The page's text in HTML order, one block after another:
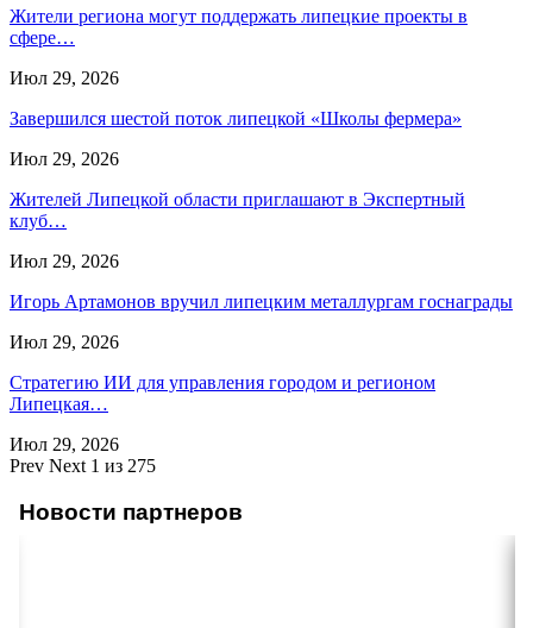
Жители региона могут поддержать липецкие проекты в
сфере…
Июл 29, 2026
Завершился шестой поток липецкой «Школы фермера»
Июл 29, 2026
Жителей Липецкой области приглашают в Экспертный
клуб…
Июл 29, 2026
Игорь Артамонов вручил липецким металлургам госнаграды
Июл 29, 2026
Стратегию ИИ для управления городом и регионом
Липецкая…
Июл 29, 2026
Prev Next 1 из 275
Новости партнеров